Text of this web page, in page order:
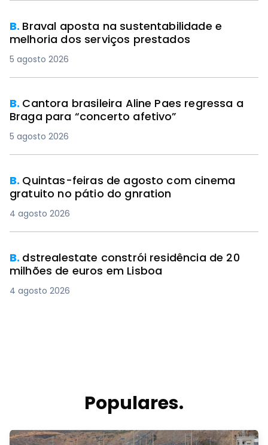
B. Braval aposta na sustentabilidade e
melhoria dos serviços prestados
5 agosto 2026
B. Cantora brasileira Aline Paes regressa a
Braga para “concerto afetivo”
5 agosto 2026
B. Quintas-feiras de agosto com cinema
gratuito no pátio do gnration
4 agosto 2026
B. dstrealestate constrói residência de 20
milhões de euros em Lisboa
4 agosto 2026
Populares.